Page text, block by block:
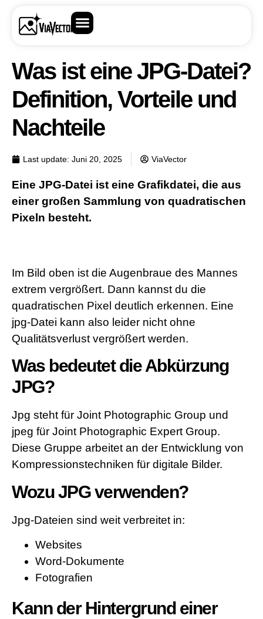
Was ist eine JPG-Datei?
Definition, Vorteile und
Nachteile
Last update: Juni 20, 2025 ViaVector
Eine JPG-Datei ist eine Grafikdatei, die aus
einer großen Sammlung von quadratischen
Pixeln besteht.
Im Bild oben ist die Augenbraue des Mannes
extrem vergrößert. Dann kannst du die
quadratischen Pixel deutlich erkennen. Eine
jpg-Datei kann also leider nicht ohne
Qualitätsverlust vergrößert werden.
Was bedeutet die Abkürzung
JPG?
Jpg steht für Joint Photographic Group und
jpeg für Joint Photographic Expert Group.
Diese Gruppe arbeitet an der Entwicklung von
Kompressionstechniken für digitale Bilder.
Wozu JPG verwenden?
Jpg-Dateien sind weit verbreitet in:
Websites
Word-Dokumente
Fotografien
Kann der Hintergrund einer